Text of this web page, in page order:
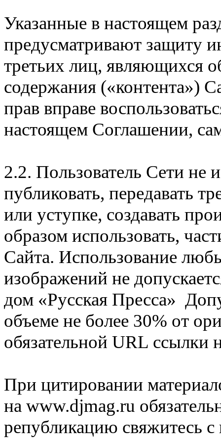
Указанные в настоящем
предусматривают защиту
третьих лиц, являющихся
содержания («контента»)
прав вправе
настоящем Соглашении,
2.2. Пользователь Сети не
публиковать, передавать
или уступке, создавать
образом использовать,
Сайта. Использование
изображений не
дом «Русская Пресса»
объеме не более 30% от
обязательной URL
При цитировании
на www.djmag.ru
републикацию свяжитесь